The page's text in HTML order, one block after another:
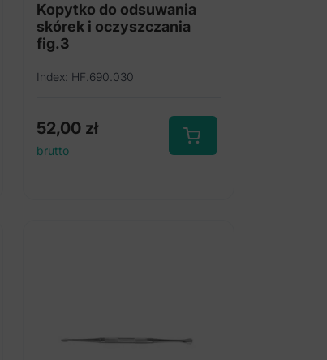
Kopytko do odsuwania
skórek i oczyszczania
fig.3
Index: HF.690.030
52,00 zł
brutto